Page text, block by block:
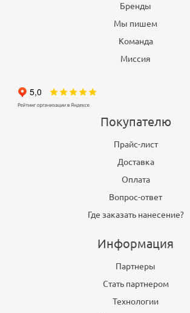
Бренды
Мы пишем
Команда
Миссия
Покупателю
Прайс-лист
Доставка
Оплата
Вопрос-ответ
Где заказать нанесение?
Информация
Партнеры
Стать партнером
Технологии